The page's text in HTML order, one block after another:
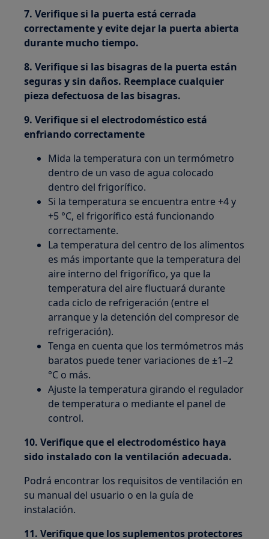
7. Verifique si la puerta está cerrada
correctamente y evite dejar la puerta abierta
durante mucho tiempo.
8. Verifique si las bisagras de la puerta están
seguras y sin daños. Reemplace cualquier
pieza defectuosa de las bisagras.
9. Verifique si el electrodoméstico está
enfriando correctamente
Mida la temperatura con un termómetro
dentro de un vaso de agua colocado
dentro del frigorífico.
Si la temperatura se encuentra entre +4 y
+5 °C, el frigorífico está funcionando
correctamente.
La temperatura del centro de los alimentos
es más importante que la temperatura del
aire interno del frigorífico, ya que la
temperatura del aire fluctuará durante
cada ciclo de refrigeración (entre el
arranque y la detención del compresor de
refrigeración).
Tenga en cuenta que los termómetros más
baratos puede tener variaciones de ±1–2
°C o más.
Ajuste la temperatura girando el regulador
de temperatura o mediante el panel de
control.
10. Verifique que el electrodoméstico haya
sido instalado con la ventilación adecuada.
Podrá encontrar los requisitos de ventilación en
su manual del usuario o en la guía de
instalación.
11. Verifique que los suplementos protectores